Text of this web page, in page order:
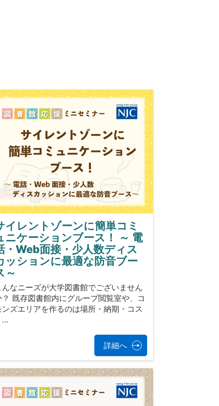
イレントゾーンに簡単コミ
ニケーションブース！ ～ 電
・Web面接・少人数ディス
ッションに最適な防音ブー
～
んなニーズが大学図書館でございません
？ 既存図書館内にグループ閲覧室や、コ
ンズエリアを作るのは場所・納期・コス
…
詳細へ